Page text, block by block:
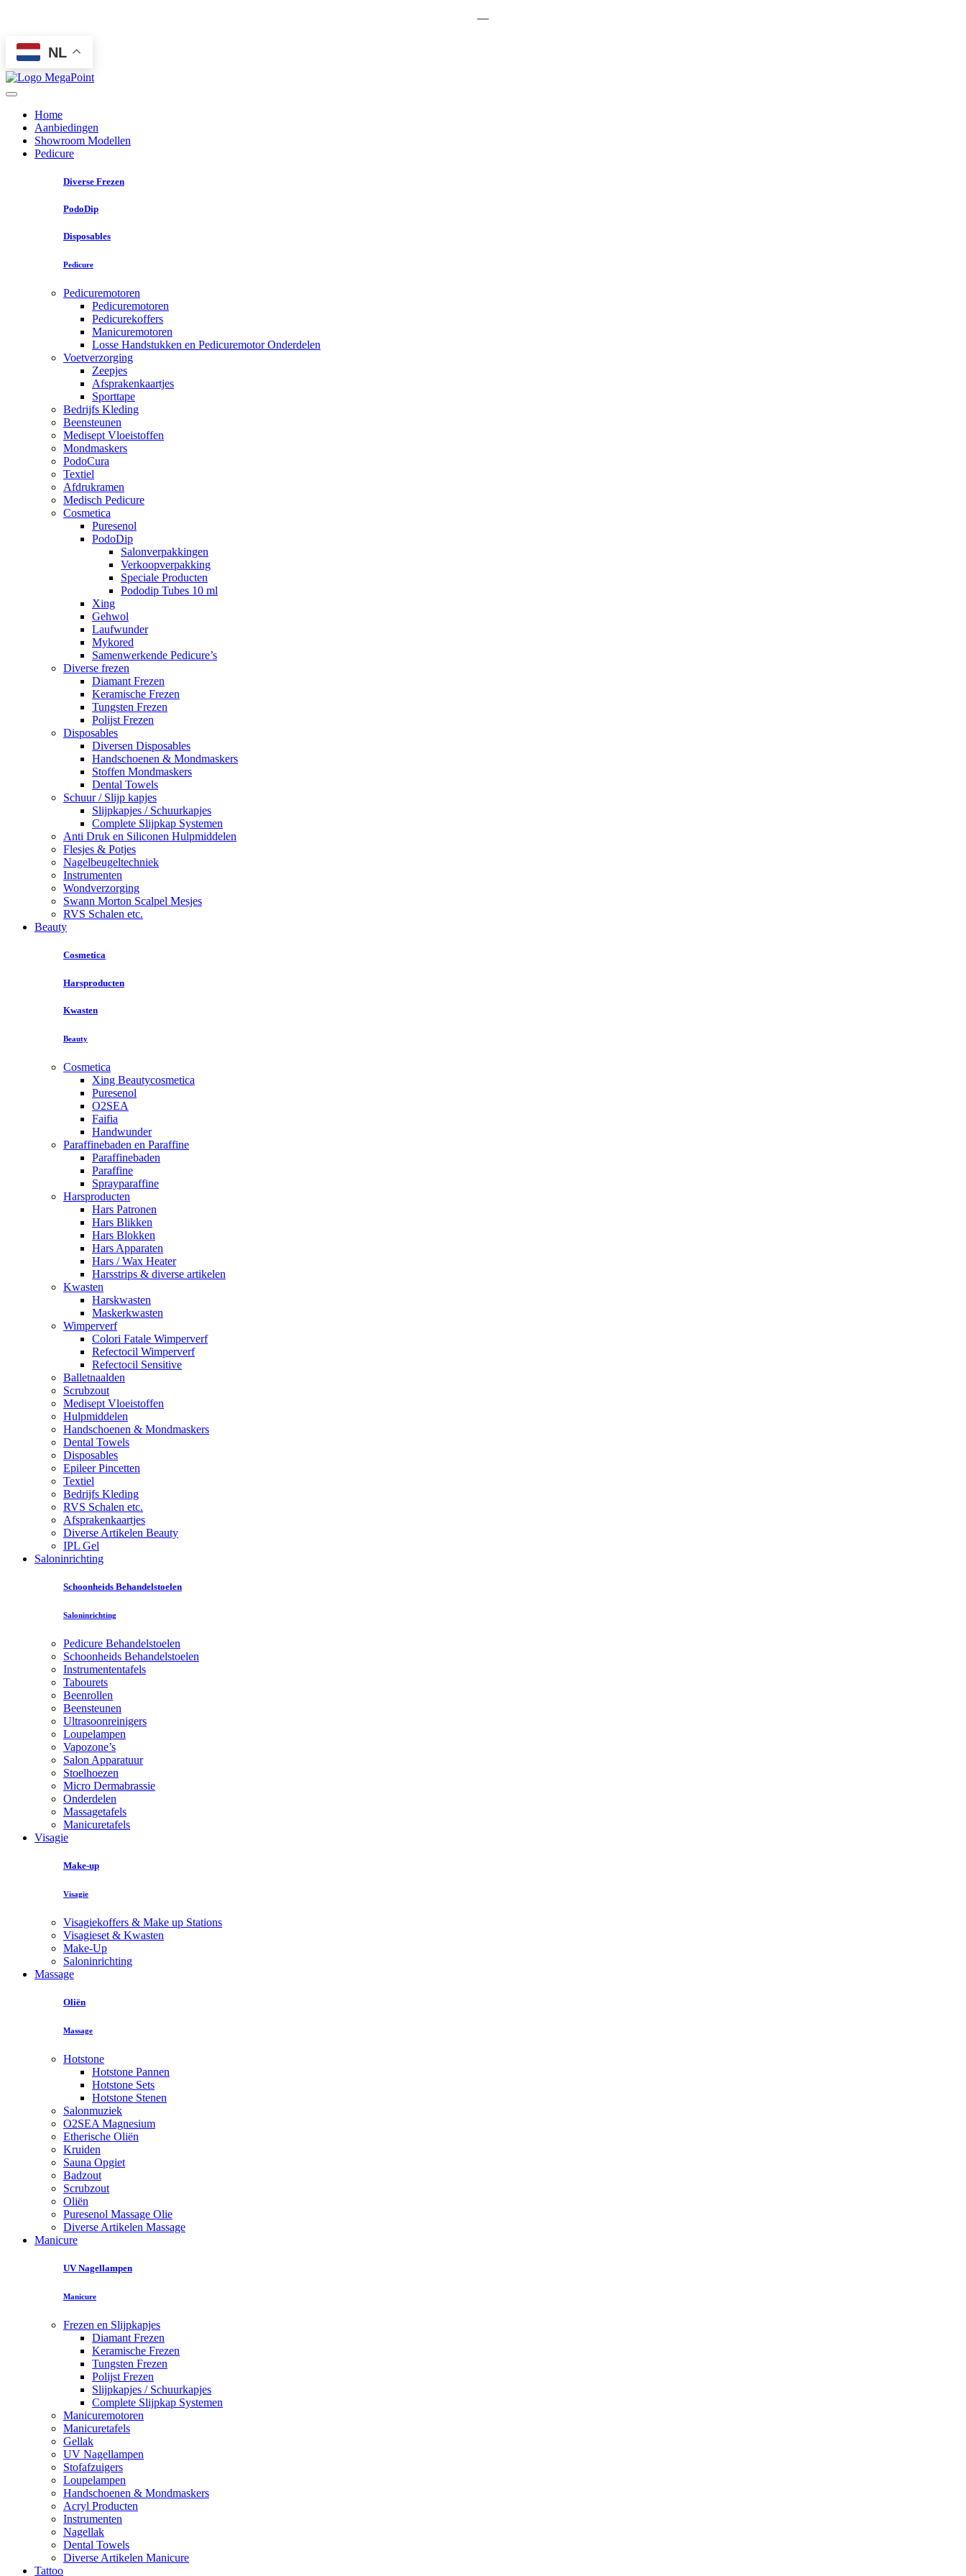
—
NL
Home
Aanbiedingen
Showroom Modellen
Pedicure
Diverse Frezen
PodoDip
Disposables
Pedicure
Pedicuremotoren
Pedicuremotoren
Pedicurekoffers
Manicuremotoren
Losse Handstukken en Pedicuremotor Onderdelen
Voetverzorging
Zeepjes
Afsprakenkaartjes
Sporttape
Bedrijfs Kleding
Beensteunen
Medisept Vloeistoffen
Mondmaskers
PodoCura
Textiel
Afdrukramen
Medisch Pedicure
Cosmetica
Puresenol
PodoDip
Salonverpakkingen
Verkoopverpakking
Speciale Producten
Pododip Tubes 10 ml
Xing
Gehwol
Laufwunder
Mykored
Samenwerkende Pedicure’s
Diverse frezen
Diamant Frezen
Keramische Frezen
Tungsten Frezen
Polijst Frezen
Disposables
Diversen Disposables
Handschoenen & Mondmaskers
Stoffen Mondmaskers
Dental Towels
Schuur / Slijp kapjes
Slijpkapjes / Schuurkapjes
Complete Slijpkap Systemen
Anti Druk en Siliconen Hulpmiddelen
Flesjes & Potjes
Nagelbeugeltechniek
Instrumenten
Wondverzorging
Swann Morton Scalpel Mesjes
RVS Schalen etc.
Beauty
Cosmetica
Harsproducten
Kwasten
Beauty
Cosmetica
Xing Beautycosmetica
Puresenol
O2SEA
Faifia
Handwunder
Paraffinebaden en Paraffine
Paraffinebaden
Paraffine
Sprayparaffine
Harsproducten
Hars Patronen
Hars Blikken
Hars Blokken
Hars Apparaten
Hars / Wax Heater
Harsstrips & diverse artikelen
Kwasten
Harskwasten
Maskerkwasten
Wimperverf
Colori Fatale Wimperverf
Refectocil Wimperverf
Refectocil Sensitive
Balletnaalden
Scrubzout
Medisept Vloeistoffen
Hulpmiddelen
Handschoenen & Mondmaskers
Dental Towels
Disposables
Epileer Pincetten
Textiel
Bedrijfs Kleding
RVS Schalen etc.
Afsprakenkaartjes
Diverse Artikelen Beauty
IPL Gel
Saloninrichting
Schoonheids Behandelstoelen
Saloninrichting
Pedicure Behandelstoelen
Schoonheids Behandelstoelen
Instrumententafels
Tabourets
Beenrollen
Beensteunen
Ultrasoonreinigers
Loupelampen
Vapozone’s
Salon Apparatuur
Stoelhoezen
Micro Dermabrassie
Onderdelen
Massagetafels
Manicuretafels
Visagie
Make-up
Visagie
Visagiekoffers & Make up Stations
Visagieset & Kwasten
Make-Up
Saloninrichting
Massage
Oliën
Massage
Hotstone
Hotstone Pannen
Hotstone Sets
Hotstone Stenen
Salonmuziek
O2SEA Magnesium
Etherische Oliën
Kruiden
Sauna Opgiet
Badzout
Scrubzout
Oliën
Puresenol Massage Olie
Diverse Artikelen Massage
Manicure
UV Nagellampen
Manicure
Frezen en Slijpkapjes
Diamant Frezen
Keramische Frezen
Tungsten Frezen
Polijst Frezen
Slijpkapjes / Schuurkapjes
Complete Slijpkap Systemen
Manicuremotoren
Manicuretafels
Gellak
UV Nagellampen
Stofafzuigers
Loupelampen
Handschoenen & Mondmaskers
Acryl Producten
Instrumenten
Nagellak
Dental Towels
Diverse Artikelen Manicure
Tattoo